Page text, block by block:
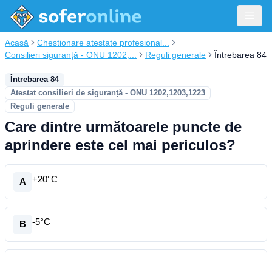
Acasă
Chestionare atestate profesional...
Consilieri siguranță - ONU 1202,...
Reguli generale Întrebarea 84
Întrebarea 84
Atestat consilieri de siguranță - ONU 1202,1203,1223
Reguli generale
Care dintre următoarele puncte de
aprindere este cel mai periculos?
A +20°C
B -5°C